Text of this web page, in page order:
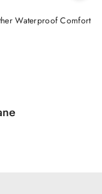
Waterproof Comfort